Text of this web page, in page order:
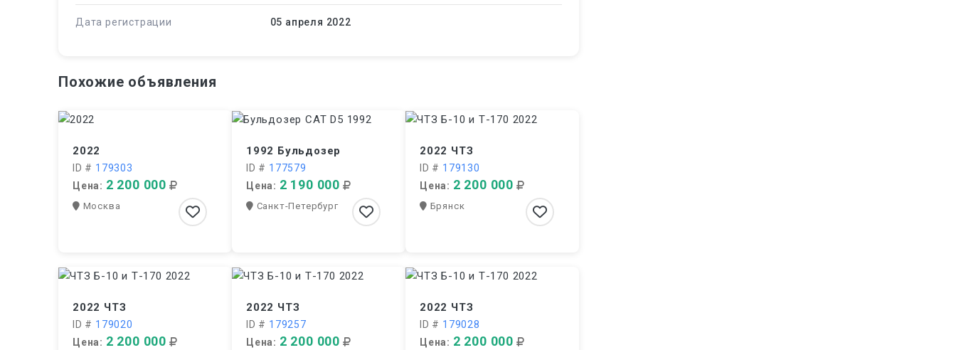
Дата регистрации 05 апреля 2022
Похожие объявления
2022
ID # 179303
Цена: 2 200 000
Москва
1992 Бульдозер
ID # 177579
Цена: 2 190 000
Санкт-Петербург
2022 ЧТЗ
ID # 179130
Цена: 2 200 000
Брянск
2022 ЧТЗ
ID # 179020
Цена: 2 200 000
2022 ЧТЗ
ID # 179257
Цена: 2 200 000
2022 ЧТЗ
ID # 179028
Цена: 2 200 000